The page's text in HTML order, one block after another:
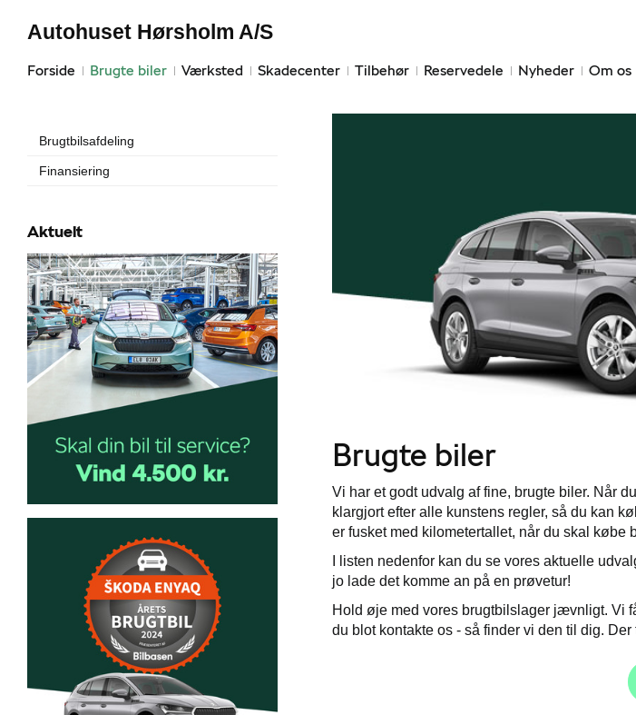
Forside Brugte biler Værksted Skadecenter Tilbehør Reservedele Nyheder Om os
Autohuset Hørsholm A/S
Brugtbilsafdeling
Finansiering
Aktuelt
Brugte biler
Vi har et godt udvalg af fine, brugte biler. Når
klargjort efter alle kunstens regler, så du kan
er fusket med kilometertallet, når du skal
I listen nedenfor kan du se vores aktuelle
jo lade det komme an på en prøvetur!
Hold øje med vores brugtbilslager jævnligt. Vi
du blot kontakte os - så finder vi den til dig.